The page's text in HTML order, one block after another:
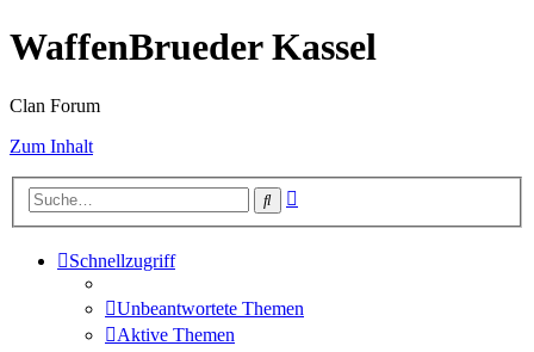
WaffenBrueder Kassel
Clan Forum
Zum Inhalt
Suche
Schnellzugriff
Unbeantwortete Themen
Aktive Themen